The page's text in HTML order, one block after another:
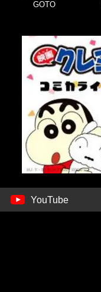
GOTO
YouTube